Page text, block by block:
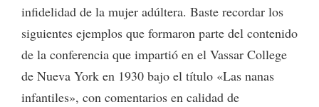
infidelidad de la mujer adúltera. Baste recordar los
siguientes ejemplos que formaron parte del contenido
de la conferencia que impartió en el Vassar College
de Nueva York en 1930 bajo el título «Las nanas
infantiles», con comentarios en calidad de